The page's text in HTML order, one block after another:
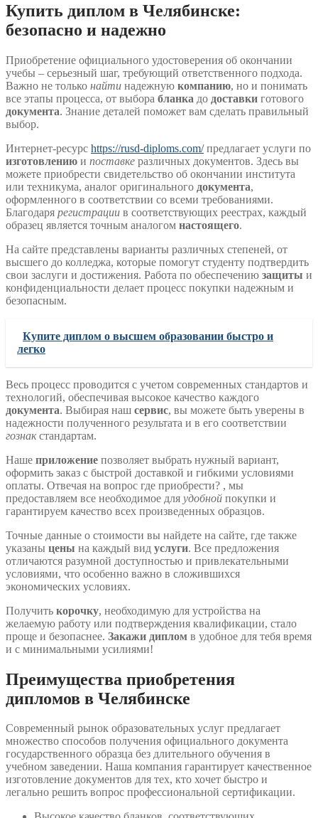
Купить диплом в Челябинске:
безопасно и надежно
Приобретение официального удостоверения об окончании
учебы – серьезный шаг, требующий ответственного подхода.
Важно не только найти надежную компанию, но и понимать
все этапы процесса, от выбора бланка до доставки готового
документа. Знание деталей поможет вам сделать правильный
выбор.
Интернет-ресурс https://rusd-diploms.com/предлагает услуги по
изготовлению и поставке различных документов. Здесь вы
можете приобрести свидетельство об окончании института
или техникума, аналог оригинального документа,
оформленного в соответствии со всеми требованиями.
Благодаря регистрации в соответствующих реестрах, каждый
образец является точным аналогом настоящего.
На сайте представлены варианты различных степеней, от
высшего до колледжа, которые помогут студенту подтвердить
свои заслуги и достижения. Работа по обеспечению защиты и
конфиденциальности делает процесс покупки надежным и
безопасным.
Купите диплом о высшем образовании быстро и
легко
Весь процесс проводится с учетом современных стандартов и
технологий, обеспечивая высокое качество каждого
документа. Выбирая наш сервис, вы можете быть уверены в
надежности полученного результата и в его соответствии
гознакстандартам.
Наше приложение позволяет выбрать нужный вариант,
оформить заказ с быстрой доставкой и гибкими условиями
оплаты. Отвечая на вопрос где приобрести? , мы
предоставляем все необходимое для удобной покупки и
гарантируем качество всех произведенных образцов.
Точные данные о стоимости вы найдете на сайте, где также
указаны цены на каждый вид услуги. Все предложения
отличаются разумной доступностью и привлекательными
условиями, что особенно важно в сложившихся
экономических условиях.
Получить корочку, необходимую для устройства на
желаемую работу или подтверждения квалификации, стало
проще и безопаснее. Закажи диплом в удобное для тебя время
и с минимальными усилиями!
Преимущества приобретения
дипломов в Челябинске
Современный рынок образовательных услуг предлагает
множество способов получения официального документа
государственного образца без длительного обучения в
учебном заведении. Наша компания гарантирует качественное
изготовление документов для тех, кто хочет быстро и
легально решить вопрос профессиональной сертификации.